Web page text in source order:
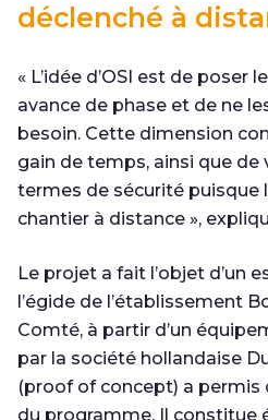
déclenché à
« L’idée d’OSI est de poser
avance de phase et de ne
besoin. Cette dimension
gain de temps, ainsi que de
termes de sécurité puisque
chantier à distance »,
Le projet a fait l’objet d’un
l’égide de l’établissement
Comté, à partir d’un
par la société hollandaise
(proof of concept) a permis
du programme. Il constitue